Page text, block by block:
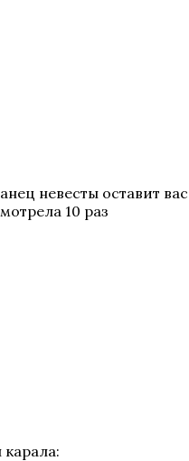
невесты оставит
10 раз
карала: